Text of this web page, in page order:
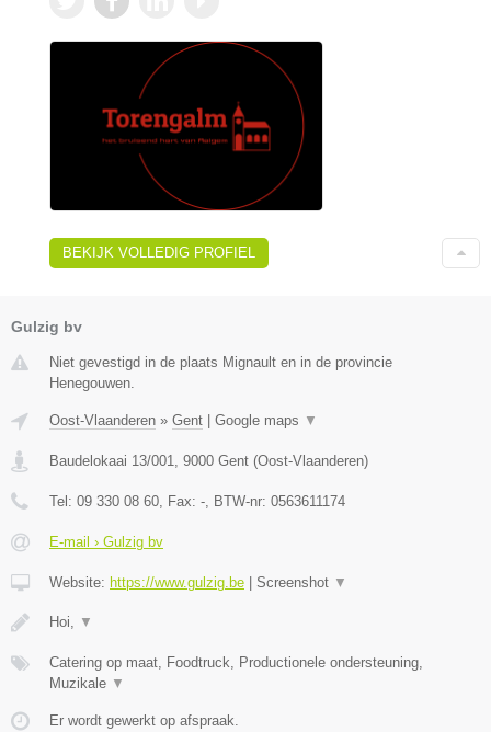
BEKIJK VOLLEDIG PROFIEL
Gulzig bv
Niet gevestigd in de plaats Mignault en in de provincie
Henegouwen.
Oost-Vlaanderen » Gent Google maps ▼
Baudelokaai 13/001 9000 Gent (Oost-Vlaanderen)
Tel: 09 330 08 60 , Fax: - , BTW-nr: 0563611174
E-mail › Gulzig bv
Website: https://www.gulzig.be Screenshot ▼
Hoi, ▼
Catering op maat, Foodtruck, Productionele ondersteuning,
Muzikale ▼
Er wordt gewerkt op afspraak.